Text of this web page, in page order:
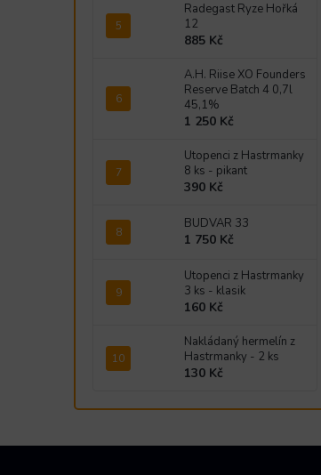
Radegast Ryze Hořká
12
885 Kč
A.H. Riise XO Founders
Reserve Batch 4 0,7l
45,1%
1 250 Kč
Utopenci z Hastrmanky
8 ks - pikant
390 Kč
BUDVAR 33
1 750 Kč
Utopenci z Hastrmanky
3 ks - klasik
160 Kč
Nakládaný hermelín z
Hastrmanky - 2 ks
130 Kč